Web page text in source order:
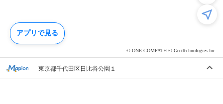
© ONE COMPATH © GeoTechnologies Inc.
東京都千代田区日比谷公園１
アプリで見る